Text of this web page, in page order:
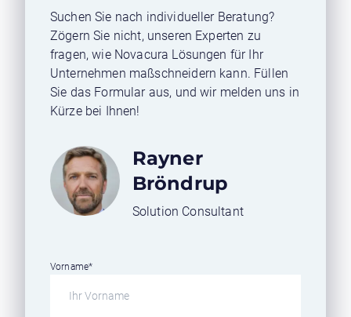
Suchen Sie nach individueller Beratung?
Zögern Sie nicht, unseren Experten zu
fragen, wie Novacura Lösungen für Ihr
Unternehmen maßschneidern kann. Füllen
Sie das Formular aus, und wir melden uns in
Kürze bei Ihnen!
Rayner
Bröndrup
Solution Consultant
Vorname*